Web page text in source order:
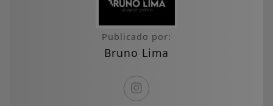
Publicado por:
Bruno Lima